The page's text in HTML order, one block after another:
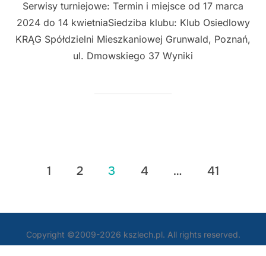
Serwisy turniejowe: Termin i miejsce od 17 marca
2024 do 14 kwietniaSiedziba klubu: Klub Osiedlowy
KRĄG Spółdzielni Mieszkaniowej Grunwald, Poznań,
ul. Dmowskiego 37 Wyniki
Stronicowanie
1 2 3 4 … 41
Copyright ©2009-2026 kszlech.pl. All rights reserved.